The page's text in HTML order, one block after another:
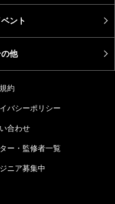
ント
の他
約
バシーポリシー
合わせ
ー・監修者一覧
ニア募集中